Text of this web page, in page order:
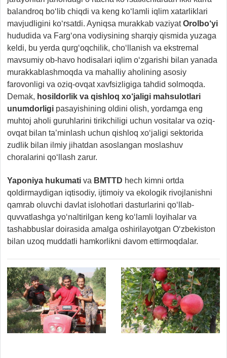
balandroq bo‘lib chiqdi va keng ko‘lamli iqlim xatarliklari
mavjudligini ko‘rsatdi. Ayniqsa murakkab vaziyatOrolbo‘yi
hududida va Farg‘ona vodiysining sharqiy qismida yuzaga
keldi, bu yerda qurg‘oqchilik, cho‘llanish va ekstremal
mavsumiy ob-havo hodisalari iqlim o‘zgarishi bilan yanada
murakkablashmoqda va mahalliy aholining asosiy
farovonligi va oziq-ovqat xavfsizligiga tahdid solmoqda.
Demak, hosildorlik va qishloq xo‘jaligi mahsulotlari
unumdorligi pasayishining oldini olish, yordamga eng
muhtoj aholi guruhlarini tirikchiligi uchun vositalar va oziq-
ovqat bilan ta’minlash uchun qishloq xo‘jaligi sektorida
zudlik bilan ilmiy jihatdan asoslangan moslashuv
choralarini qo‘llash zarur.
Yaponiya hukumati va BMTTD hech kimni ortda
qoldirmaydigan iqtisodiy, ijtimoiy va ekologik rivojlanishni
qamrab oluvchi davlat islohotlari dasturlarini qo‘llab-
quvvatlashga yo‘naltirilgan keng ko‘lamli loyihalar va
tashabbuslar doirasida amalga oshirilayotgan O‘zbekiston
bilan uzoq muddatli hamkorlikni davom ettirmoqdalar.